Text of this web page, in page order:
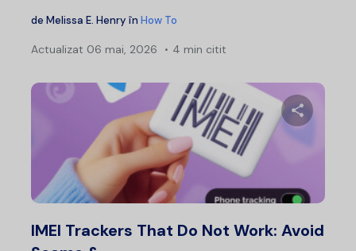
de Melissa E. Henry în How To
Actualizat 06 mai, 2026 4 min citit
IMEI Trackers That Do Not Work: Avoid